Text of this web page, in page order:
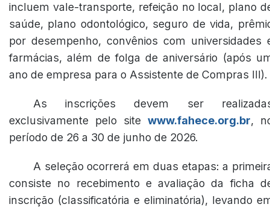
incluem vale-transporte, refeição no local, plano
saúde, plano odontológico, seguro de vida,
por desempenho, convênios com universidades
farmácias, além de folga de aniversário (após
ano de empresa para o Assistente de Compras III).
As inscrições devem ser
exclusivamente pelo site www.fahece.org.br,
período de 26 a 30 de junho de 2026.
A seleção ocorrerá em duas etapas: a
consiste no recebimento e avaliação da ficha
inscrição (classificatória e eliminatória), levando